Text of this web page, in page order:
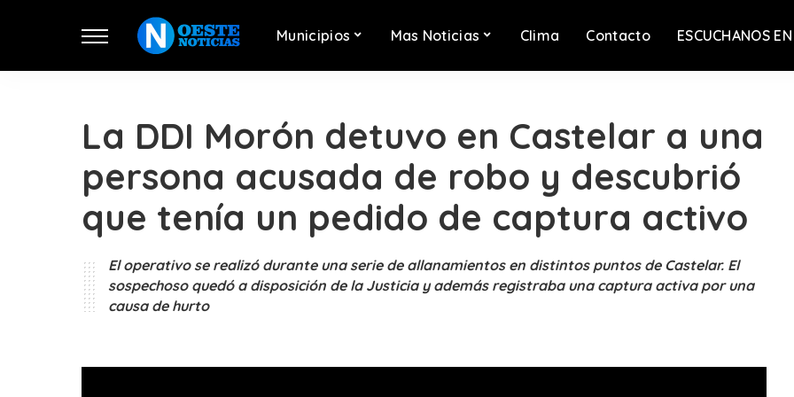
Municipios Mas Noticias Clima Contacto ESCUCHANOS
La DDI Morón detuvo en Castelar a una
persona acusada de robo y descubrió
que tenía un pedido de captura activo
El operativo se realizó durante una serie de allanamientos en distintos puntos de Castelar. El
sospechoso quedó a disposición de la Justicia y además registraba una captura activa por una
causa de hurto